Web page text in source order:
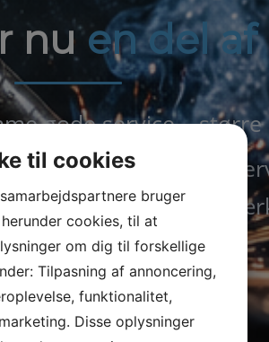
nuen del
gode service – større
tilbehør og
specialist i
til cookies
bruger
cookies, til at
om dig til forskellige
Tilpasning af annoncering,
funktionalitet,
Disse oplysninger